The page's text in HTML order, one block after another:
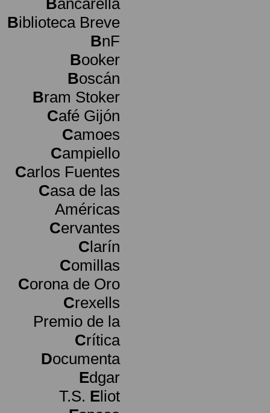
Bancarella
Biblioteca Breve
BnF
Booker
Boscán
Bram Stoker
Café Gijón
Camoes
Campiello
Carlos Fuentes
Casa de las
Américas
Cervantes
Clarín
Comillas
Corona de Oro
Crexells
Premio de la
Crítica
Documenta
Edgar
T.S. Eliot